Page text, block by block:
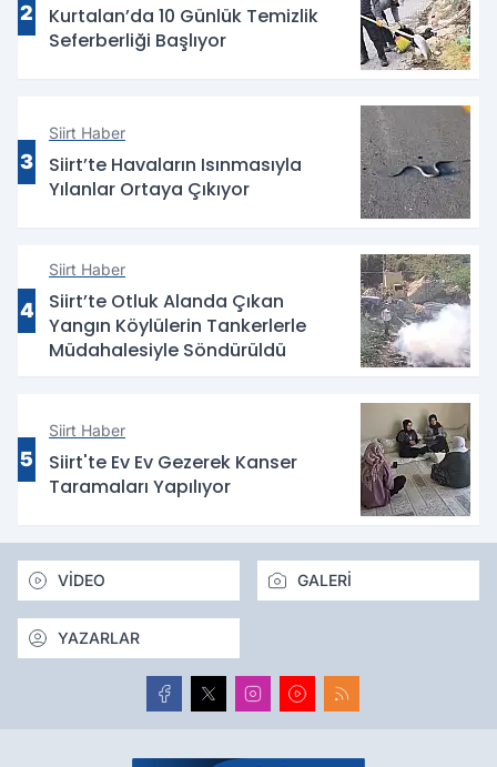
2
Kurtalan’da 10 Günlük Temizlik
Seferberliği Başlıyor
3
Siirt Haber
Siirt’te Havaların Isınmasıyla
Yılanlar Ortaya Çıkıyor
4
Siirt Haber
Siirt’te Otluk Alanda Çıkan
Yangın Köylülerin Tankerlerle
Müdahalesiyle Söndürüldü
5
Siirt Haber
Siirt'te Ev Ev Gezerek Kanser
Taramaları Yapılıyor
VİDEO GALERİ
YAZARLAR